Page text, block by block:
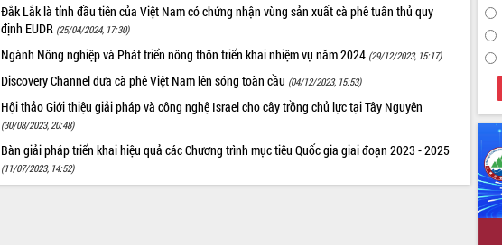
Đắk Lắk là tỉnh đầu tiên của Việt Nam có chứng nhận vùng sản xuất cà phê tuân thủ quy
định EUDR (25/04/2024, 17:30)
Ngành Nông nghiệp và Phát triển nông thôn triển khai nhiệm vụ năm 2024 (29/12/2023, 15:17)
Discovery Channel đưa cà phê Việt Nam lên sóng toàn cầu (04/12/2023, 15:53)
Hội thảo Giới thiệu giải pháp và công nghệ Israel cho cây trồng chủ lực tại Tây Nguyên
(30/08/2023, 20:48)
Bàn giải pháp triển khai hiệu quả các Chương trình mục tiêu Quốc gia giai đoạn 2023 - 2025
(11/07/2023, 14:52)